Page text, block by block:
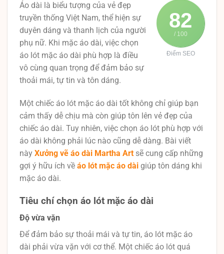
82
/ 100
Điểm SEO
Áo dài là biểu tượng của vẻ đẹp
truyền thống Việt Nam, thể hiện sự
duyên dáng và thanh lịch của người
phụ nữ. Khi mặc áo dài, việc chọn
áo lót mặc áo dài phù hợp là điều
vô cùng quan trọng để đảm bảo sự
thoải mái, tự tin và tôn dáng.
Một chiếc áo lót mặc áo dài tốt không chỉ giúp bạn
cảm thấy dễ chịu mà còn giúp tôn lên vẻ đẹp của
chiếc áo dài. Tuy nhiên, việc chọn áo lót phù hợp với
áo dài không phải lúc nào cũng dễ dàng. Bài viết
này Xưởng vẽ áo dài Martha Art sẽ cung cấp những
gợi ý hữu ích về áo lót mặc áo dài giúp tôn dáng khi
mặc áo dài.
Tiêu chí chọn áo lót mặc áo dài
Độ vừa vặn
Để đảm bảo sự thoải mái và tự tin, áo lót mặc áo
dài phải vừa vặn với cơ thể. Một chiếc áo lót quá